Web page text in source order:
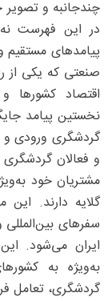
چندجانبه و تصویر
در این فهرست
پیامدهای مستقیم
صنعتی که یکی از
اقتصاد کشورها
نخستین پیامد
گردشگری ورودی
و فعالان گردشگری
مشتریان خود
گلایه دارند.
سفرهای
ایران می‌شود.
به‌ویژه به
گردشگری،